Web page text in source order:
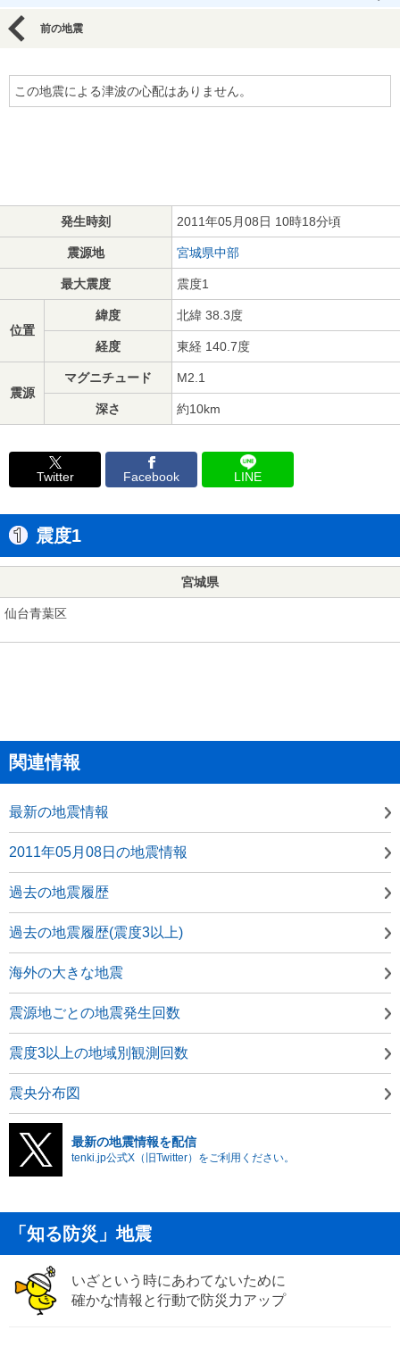
前の地震
この地震による津波の心配はありません。
発生時刻 2011年05月08日 10時18分頃
震源地 宮城県中部
最大震度 震度1
位置
緯度 北緯 38.3度
経度 東経 140.7度
震源
マグニチュード M2.1
深さ 約10km
Twitter Facebook LINE
震度1
宮城県
仙台青葉区
関連情報
最新の地震情報
2011年05月08日の地震情報
過去の地震履歴
過去の地震履歴(震度3以上)
海外の大きな地震
震源地ごとの地震発生回数
震度3以上の地域別観測回数
震央分布図
最新の地震情報を配信
tenki.jp公式X（旧Twitter）をご利用ください。
「知る防災」地震
いざという時にあわてないために
確かな情報と行動で防災力アップ